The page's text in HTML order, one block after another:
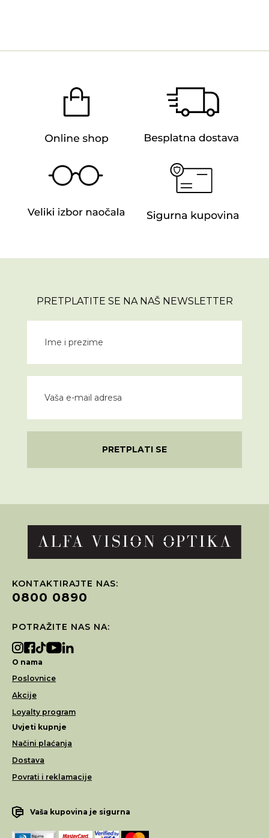
PRETPLATITE SE NA NAŠ NEWSLETTER
PRETPLATI SE
KONTAKTIRAJTE NAS:
0800 0890
POTRAŽITE NAS NA:
O nama
Poslovnice
Akcije
Loyalty program
Uvjeti kupnje
Načini plaćanja
Dostava
Povrati i reklamacije
Vaša kupovina je sigurna